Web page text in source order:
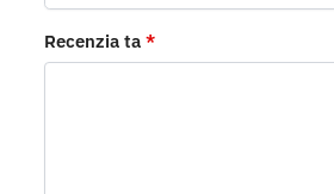
Recenzia ta *